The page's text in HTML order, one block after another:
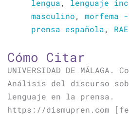
lengua, lenguaje
masculino, morfema
prensa española, RAE
Cómo Citar
UNIVERSIDAD DE MÁLAGA.
Análisis del discurso
lenguaje en la prensa.
https://dismupren.com